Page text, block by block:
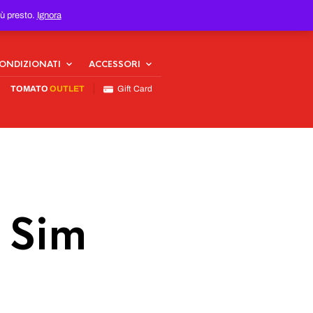
presto. Ignora
ACCESSORI
TOMATO OUTLET Gift Card